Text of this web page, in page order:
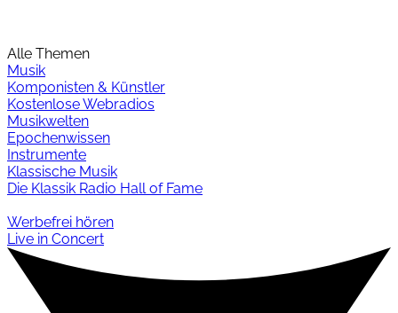
Alle Themen
Musik
Komponisten & Künstler
Kostenlose Webradios
Musikwelten
Epochenwissen
Instrumente
Klassische Musik
Die Klassik Radio Hall of Fame
Werbefrei hören
Live in Concert